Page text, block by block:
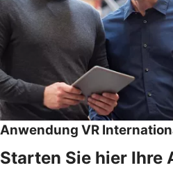
Anwendung VR
Starten Sie hier Ihre